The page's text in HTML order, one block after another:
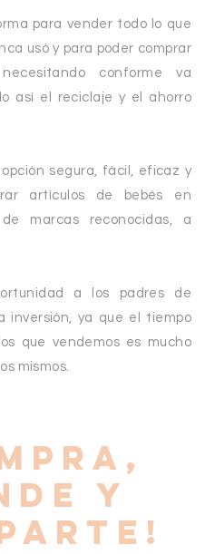
para vender todo lo que
usó y para poder comprar
conforme va
así el reciclaje y el ahorro
segura, fácil, eficaz y
artículos de bebés en
marcas reconocidas, a
a los padres de
inversión, ya que el tiempo
que vendemos es mucho
mismos.
Y